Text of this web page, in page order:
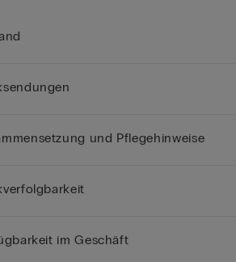
und Pflegehinweise
im Geschäft